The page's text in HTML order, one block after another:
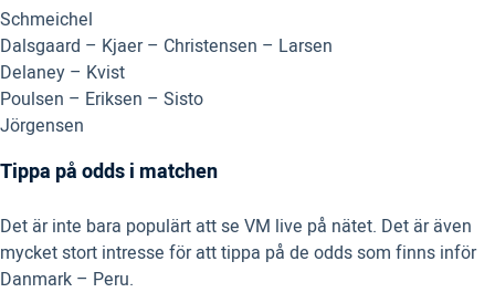
Schmeichel
Dalsgaard – Kjaer – Christensen – Larsen
Delaney – Kvist
Poulsen – Eriksen – Sisto
Jörgensen
Tippa på odds i matchen
Det är inte bara populärt att se VM live på nätet. Det är även
mycket stort intresse för att tippa på de odds som finns inför
Danmark – Peru.